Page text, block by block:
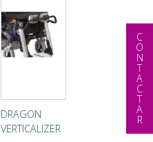
DRAGON
VERTICALIZER
CONTACTAR